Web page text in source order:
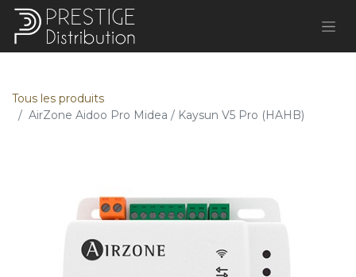
Tous les produits
AirZone Aidoo Pro Midea / Kaysun V5 Pro (HAHB)